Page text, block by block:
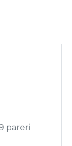
9 pareri